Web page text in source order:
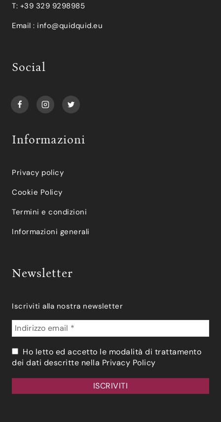
T: +39 329 9298985
Email : info@quidquid.eu
Social
Informazioni
Privacy policy
Cookie Policy
Termini e condizioni
Informazioni generali
Newsletter
Iscriviti alla nostra newsletter
Ho letto ed accetto le modalità di trattamento
dei dati descritte nella Privacy Policy